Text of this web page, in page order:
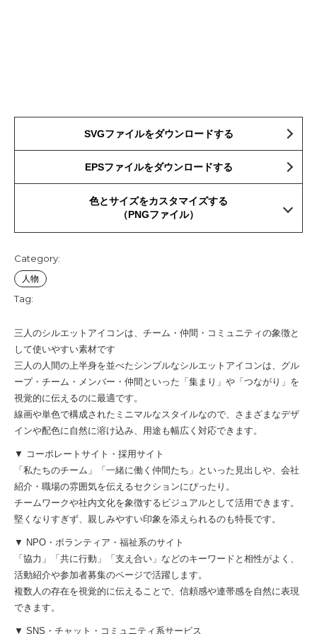
SVGファイルをダウンロードする
EPSファイルをダウンロードする
色とサイズをカスタマイズする
（PNGファイル）
Category:
人物
Tag:
三人のシルエットアイコンは、チーム・仲間・コミュニティの象徴と
して使いやすい素材です
三人の人間の上半身を並べたシンプルなシルエットアイコンは、グル
ープ・チーム・メンバー・仲間といった「集まり」や「つながり」を
視覚的に伝えるのに最適です。
線画や単色で構成されたミニマルなスタイルなので、さまざまなデザ
インや配色に自然に溶け込み、用途も幅広く対応できます。
▼ コーポレートサイト・採用サイト
「私たちのチーム」「一緒に働く仲間たち」といった見出しや、会社
紹介・職場の雰囲気を伝えるセクションにぴったり。
チームワークや社内文化を象徴するビジュアルとして活用できます。
堅くなりすぎず、親しみやすい印象を添えられるのも特長です。
▼ NPO・ボランティア・福祉系のサイト
「協力」「共に行動」「支え合い」などのキーワードと相性がよく、
活動紹介や参加者募集のページで活躍します。
複数人の存在を視覚的に伝えることで、信頼感や連帯感を自然に表現
できます。
▼ SNS・チャット・コミュニティ系サービス